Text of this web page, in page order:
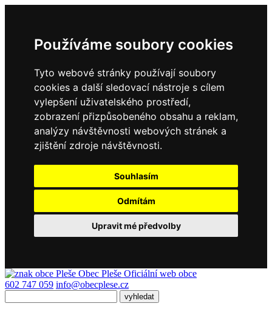
Používáme soubory cookies
Tyto webové stránky používají soubory
cookies a další sledovací nástroje s cílem
vylepšení uživatelského prostředí,
zobrazení přizpůsobeného obsahu a reklam,
analýzy návštěvnosti webových stránek a
zjištění zdroje návštěvnosti.
Souhlasím
Odmítám
Upravit mé předvolby
Obec Pleše Oficiální web obce
602 747 059 info@obecplese.cz